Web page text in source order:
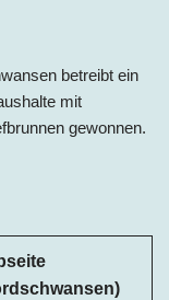
betreibt ein
mit
gewonnen.